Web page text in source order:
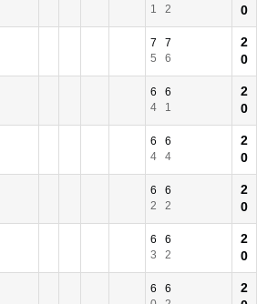
1
2
0
7
7
5
6
2
0
6
6
4
1
2
0
6
6
4
4
2
0
6
6
2
2
2
0
6
6
3
2
2
0
6
6
2